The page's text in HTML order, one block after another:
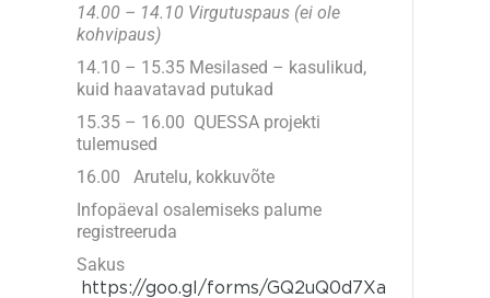
14.00 – 14.10 Virgutuspaus (ei ole
kohvipaus)
14.10 – 15.35 Mesilased – kasulikud,
kuid haavatavad putukad
15.35 – 16.00 QUESSA projekti
tulemused
16.00
Arutelu, kokkuvõte
Infopäeval osalemiseks palume
registreeruda
Sakus
https://goo.gl/forms/GQ2uQ0d7Xa